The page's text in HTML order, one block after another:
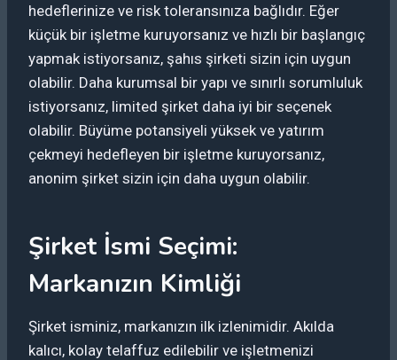
hedeflerinize ve risk toleransınıza bağlıdır. Eğer
küçük bir işletme kuruyorsanız ve hızlı bir başlangıç
yapmak istiyorsanız, şahıs şirketi sizin için uygun
olabilir. Daha kurumsal bir yapı ve sınırlı sorumluluk
istiyorsanız, limited şirket daha iyi bir seçenek
olabilir. Büyüme potansiyeli yüksek ve yatırım
çekmeyi hedefleyen bir işletme kuruyorsanız,
anonim şirket sizin için daha uygun olabilir.
Şirket İsmi Seçimi:
Markanızın Kimliği
Şirket isminiz, markanızın ilk izlenimidir. Akılda
kalıcı, kolay telaffuz edilebilir ve işletmenizi